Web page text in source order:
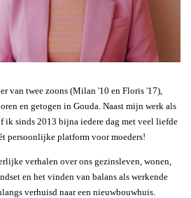
van twee zoons (Milan '10 en Floris '17),
en getogen in Gouda. Naast mijn werk als
ik sinds 2013 bijna iedere dag met veel liefde
persoonlijke platform voor moeders!
verhalen over ons gezinsleven, wonen,
en het vinden van balans als werkende
verhuisd naar een nieuwbouwhuis.